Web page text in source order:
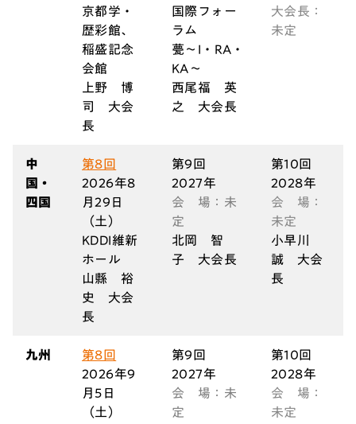
京都学・
歴彩館、
稲盛記念
会館
上野
博
司
大会
長
国際フォー
ラム
甍～I・RA・
KA～
西尾福 英
之 大会長
大会長：
未定
中
国・
四国
第8回
2026年8
月29日
（土）
KDDI維新
ホール
山縣
裕
史
大会
長
第9回
2027年
会 場：未
定
北岡
智
子
大会長
第10回
2028年
会 場：
未定
小早川
誠 大会
長
九州
第8回
2026年9
月5日
（土）
第9回
2027年
会 場：未
定
第10回
2028年
会 場：
未定